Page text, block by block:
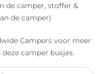
de camper, stoffer &
de camper)
Campers voor meer
camper busjes.